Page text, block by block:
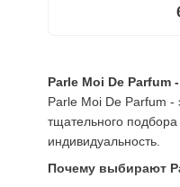
Parle Moi De
Parle Moi De Parfum -
тщательного
индивидуальность.
Почему выбирают